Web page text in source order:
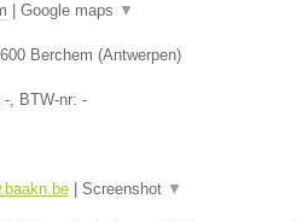
Google maps ▼
Berchem (Antwerpen)
-, BTW-nr: -
| Screenshot ▼